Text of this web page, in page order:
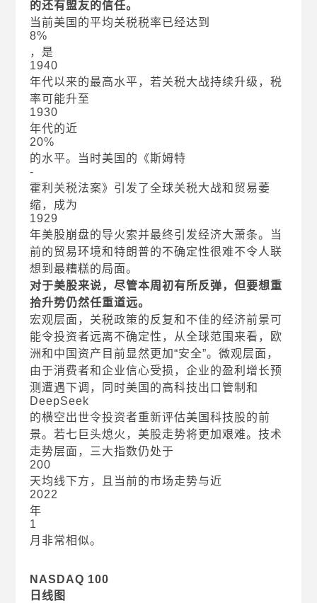
的还有盟友的信任。
当前美国的平均关税税率已经达到
8%
，是
1940
年代以来的最高水平，若关税大战持续升级，税
率可能升至
1930
年代的近
20%
的水平。当时美国的《斯姆特
-
霍利关税法案》引发了全球关税大战和贸易萎
缩，成为
1929
年美股崩盘的导火索并最终引发经济大萧条。当
前的贸易环境和特朗普的不确定性很难不令人联
想到最糟糕的局面。
对于美股来说，尽管本周初有所反弹，但要想重
拾升势仍然任重道远。
宏观层面，关税政策的反复和不佳的经济前景可
能令投资者远离不确定性，从全球范围来看，欧
洲和中国资产目前显然更加“安全”。微观层面，
由于消费者和企业信心受损，企业的盈利增长预
测遭遇下调，同时美国的高科技出口管制和
DeepSeek
的横空出世令投资者重新评估美国科技股的前
景。若七巨头熄火，美股走势将更加艰难。技术
走势层面，三大指数仍处于
200
天均线下方，且当前的市场走势与近
2022
年
1
月非常相似。
NASDAQ 100
日线图